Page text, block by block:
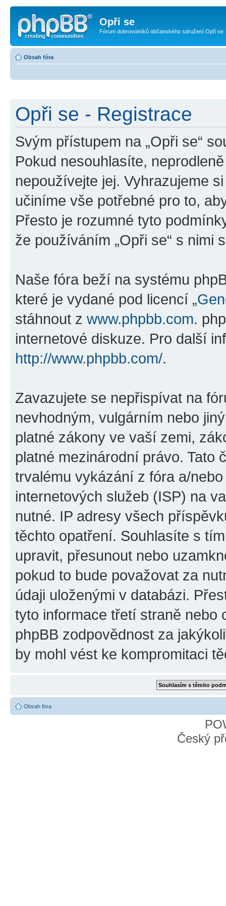
Opři se
Fórum dobrovolníků občanského sdružení Opři se
Obsah fóra
Opři se - Registrace
Svým přístupem na „Opři se“
Pokud nesouhlasíte,
nepoužívejte jej. Vyhrazujeme
učiníme vše potřebné pro to,
Přesto je rozumné tyto
že používáním „Opři se“ s nimi
Naše fóra beží na systému
které je vydané pod licencí „
stáhnout z www.phpbb.com.
internetové diskuze. Pro další
http://www.phpbb.com/.
Zavazujete se nepřispívat na
nevhodným, vulgárním nebo
platné zákony ve vaší zemi,
platné mezinárodní právo. Tato
trvalému vykázání z fóra a/
internetových služeb (ISP) na
nutné. IP adresy všech
těchto opatření. Souhlasíte s
upravit, přesunout nebo
pokud to bude považovat za
údaji uloženými v databázi.
tyto informace třetí straně nebo
phpBB zodpovědnost za
by mohl vést ke kompromitaci
Obsah fóra
Český